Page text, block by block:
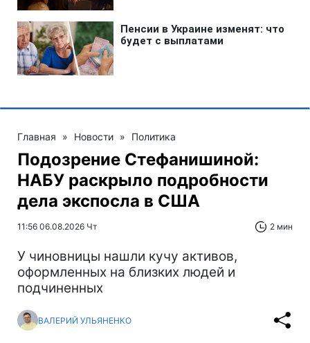
Главная » Новости » Политика
Подозрение Стефанишиной:
НАБУ раскрыло подробности
дела экспосла в США
11:56 06.08.2026 Чт 2 мин
У чиновницы нашли кучу активов,
оформленных на близких людей и
подчиненных
ВАЛЕРИЙ УЛЬЯНЕНКО